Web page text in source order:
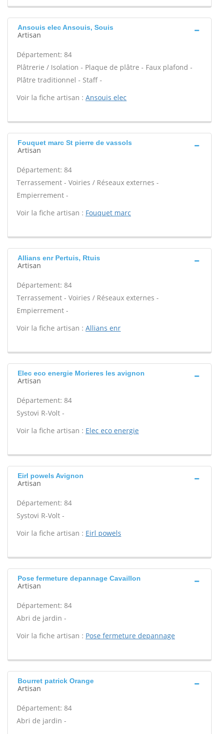
Ansouis elec Ansouis, Souis
Artisan
Département: 84
Plâtrerie / Isolation - Plaque de plâtre - Faux plafond -
Plâtre traditionnel - Staff -
Voir la fiche artisan : Ansouis elec
Fouquet marc St pierre de vassols
Artisan
Département: 84
Terrassement - Voiries / Réseaux externes -
Empierrement -
Voir la fiche artisan : Fouquet marc
Allians enr Pertuis, Rtuis
Artisan
Département: 84
Terrassement - Voiries / Réseaux externes -
Empierrement -
Voir la fiche artisan : Allians enr
Elec eco energie Morieres les avignon
Artisan
Département: 84
Systovi R-Volt -
Voir la fiche artisan : Elec eco energie
Eirl powels Avignon
Artisan
Département: 84
Systovi R-Volt -
Voir la fiche artisan : Eirl powels
Pose fermeture depannage Cavaillon
Artisan
Département: 84
Abri de jardin -
Voir la fiche artisan : Pose fermeture depannage
Bourret patrick Orange
Artisan
Département: 84
Abri de jardin -